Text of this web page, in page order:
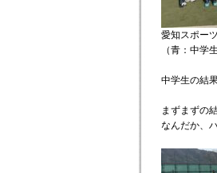
愛知スポー
（青：中学
中学生の結
まずまずの
なんだか、